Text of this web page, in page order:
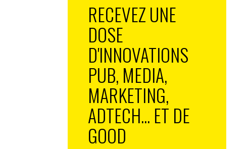
RECEVEZ UNE
DOSE
D'INNOVATIONS
PUB, MEDIA,
MARKETING,
ADTECH... ET DE
GOOD